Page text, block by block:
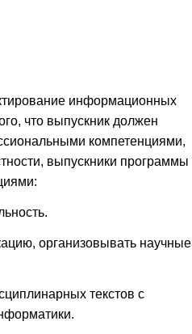
информационных
что выпускник должен
компетенциями,
выпускники программы
организовывать научные
текстов с